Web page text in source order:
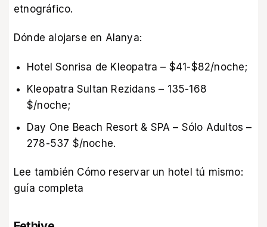
etnográfico.
Dónde alojarse en Alanya:
Hotel Sonrisa de Kleopatra – $41-$82/noche;
Kleopatra Sultan Rezidans – 135-168
$/noche;
Day One Beach Resort & SPA – Sólo Adultos –
278-537 $/noche.
Lee también Cómo reservar un hotel tú mismo:
guía completa